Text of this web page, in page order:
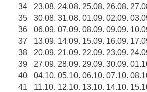
34
23.08. 24.08. 25.08. 26.08.
35
30.08. 31.08. 01.09. 02.09.
36
06.09. 07.09. 08.09. 09.09.
37
13.09. 14.09. 15.09. 16.09.
38
20.09. 21.09. 22.09. 23.09.
39
27.09. 28.09. 29.09. 30.09.
40
04.10. 05.10. 06.10. 07.10.
41
11.10. 12.10. 13.10. 14.10.